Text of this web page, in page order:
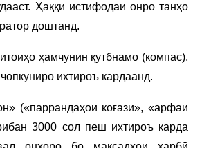
Ҳаққи истифодаи онро танҳо
доштанд.
ҳамчунин қутбнамо (компас),
ихтироъ кардаанд.
(«паррандаҳои коғазӣ», «арфаи
3000 сол пеш ихтироъ карда